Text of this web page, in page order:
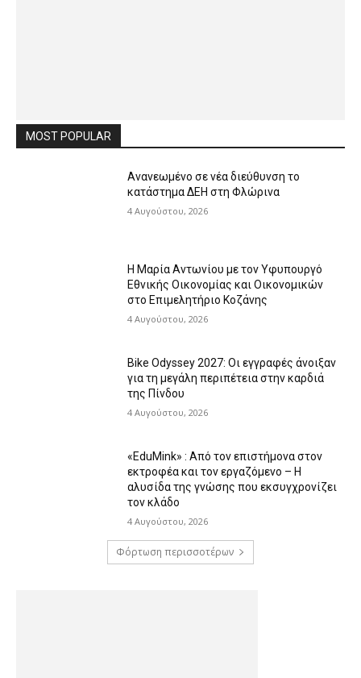
MOST POPULAR
Ανανεωμένο σε νέα διεύθυνση το
κατάστημα ΔΕΗ στη Φλώρινα
4 Αυγούστου, 2026
Η Μαρία Αντωνίου με τον Υφυπουργό
Εθνικής Οικονομίας και Οικονομικών
στο Επιμελητήριο Κοζάνης
4 Αυγούστου, 2026
Bike Odyssey 2027: Οι εγγραφές άνοιξαν
για τη μεγάλη περιπέτεια στην καρδιά
της Πίνδου
4 Αυγούστου, 2026
«EduMink» : Από τον επιστήμονα στον
εκτροφέα και τον εργαζόμενο – Η
αλυσίδα της γνώσης που εκσυγχρονίζει
τον κλάδο
4 Αυγούστου, 2026
Φόρτωση περισσοτέρων